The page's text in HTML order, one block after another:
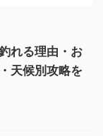
れる理由・お
天候別攻略を